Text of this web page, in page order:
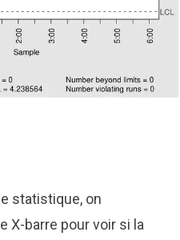
statistique, on
X-barre pour voir si la